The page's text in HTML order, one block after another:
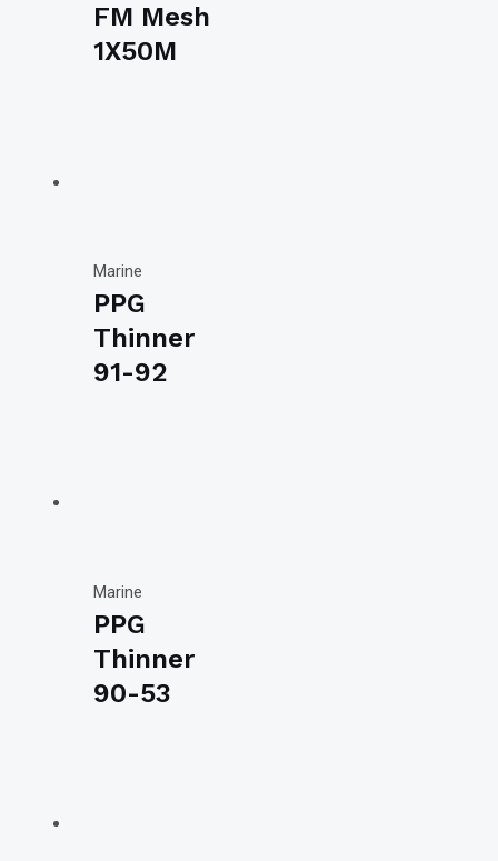
FM Mesh
1X50M
Marine
PPG
Thinner
91-92
Marine
PPG
Thinner
90-53